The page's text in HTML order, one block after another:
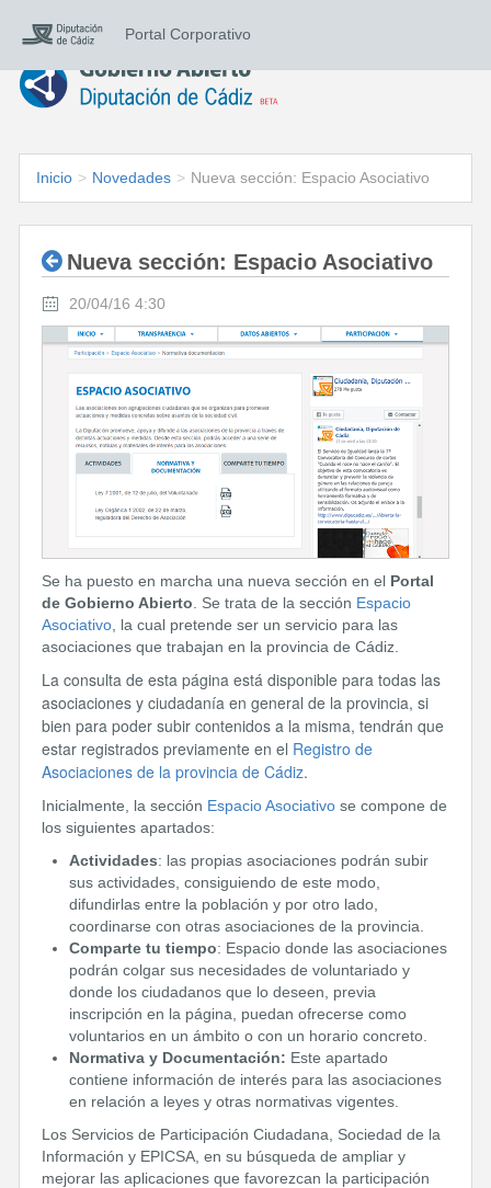
Portal Corporativo
Inicio > Novedades > Nueva sección: Espacio Asociativo
Nueva sección: Espacio Asociativo
20/04/16 4:30
Se ha puesto en marcha una nueva sección en el Portal
de Gobierno Abierto . Se trata de la sección Espacio
Asociativo , la cual pretende ser un servicio para las
asociaciones que trabajan en la provincia de Cádiz.
La consulta de esta página está disponible para todas las
asociaciones y ciudadanía en general de la provincia, si
bien para poder subir contenidos a la misma, tendrán que
estar registrados previamente en el Registro de
Asociaciones de la provincia de Cádiz.
Inicialmente, la sección Espacio Asociativo se compone de
los siguientes apartados:
Actividades: las propias asociaciones podrán subir
sus actividades, consiguiendo de este modo,
difundirlas entre la población y por otro lado,
coordinarse con otras asociaciones de la provincia.
Comparte tu tiempo: Espacio donde las asociaciones
podrán colgar sus necesidades de voluntariado y
donde los ciudadanos que lo deseen, previa
inscripción en la página, puedan ofrecerse como
voluntarios en un ámbito o con un horario concreto.
Normativa y Documentación: Este apartado
contiene información de interés para las asociaciones
en relación a leyes y otras normativas vigentes.
Los Servicios de Participación Ciudadana, Sociedad de la
Información y EPICSA, en su búsqueda de ampliar y
mejorar las aplicaciones que favorezcan la participación